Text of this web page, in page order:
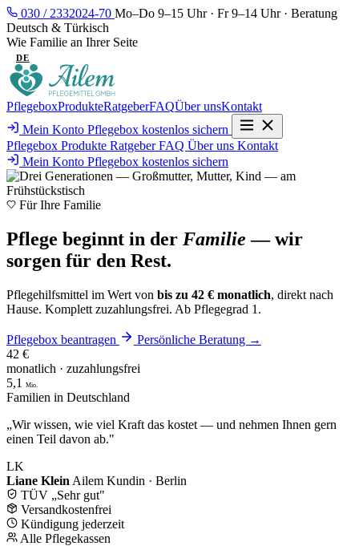
030 / 2332024-70 Mo–Do 9–15 Uhr · Fr 9–14 Uhr · Beratung
Deutsch & Türkisch
Wie Familie an Ihrer Seite
DE
PflegeboxProdukteRatgeberFAQÜber unsKontakt
Mein Konto Pflegebox kostenlos sichern
Pflegebox Produkte RatgeberFAQ Über uns Kontakt
Mein Konto Pflegebox kostenlos sichern
Für Ihre Familie
Pflege beginnt in der Familie — wir
sorgen für den Rest.
Pflegehilfsmittel im Wert von bis zu 42 € monatlich, direkt nach
Hause. Komplett zuzahlungsfrei. Ab Pflegegrad 1.
Pflegebox beantragen
Persönliche Beratung →
42 €
monatlich · zuzahlungsfrei
5,1
Mio.
Familien in Deutschland
„Wir wissen, wie viel Kraft das kostet — und nehmen Ihnen gern
einen Teil davon ab."
LK
Liane Klein Ailem Kundin · Berlin
TÜV „Sehr gut"
Versandkostenfrei
Kündigung jederzeit
Alle Pflegekassen